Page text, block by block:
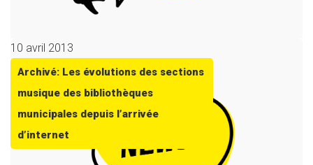
10 avril 2013
Archivé: Les évolutions des sections
musique des bibliothèques
municipales depuis l’arrivée
d’internet